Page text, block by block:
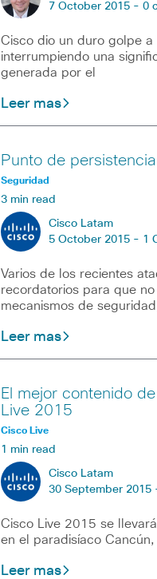
7 October 2015 - 0
Cisco dio un duro golpe
interrumpiendo una
generada por el
Leer mas
Punto de persistencia
Seguridad
3 min read
Cisco Latam
5 October 2015 - 1
Varios de los recientes
recordatorios para que
mecanismos de
Leer mas
El mejor contenido
Live 2015
Cisco Live
1 min read
Cisco Latam
30 September 2015
Cisco Live 2015 se
en el paradisíaco Cancún,
Leer mas